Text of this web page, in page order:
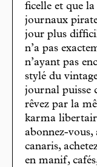
ficelle et que
journaux
jour plus
n’a pas
n’ayant pas
stylé du
journal puisse
rêvez par la
karma
abonnez-vous,
canaris,
en manif,